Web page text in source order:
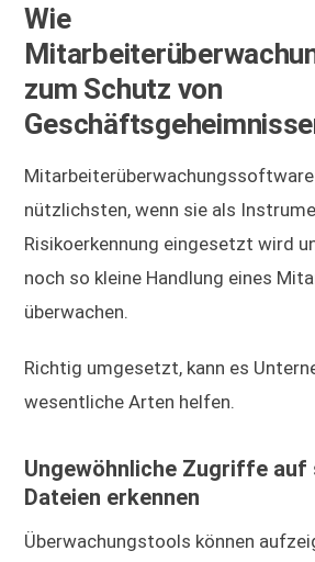
Wie
zum Schutz von
nützlichsten, wenn sie als
Risikoerkennung eingesetzt wird
noch so kleine Handlung eines
überwachen.
Richtig umgesetzt, kann es
wesentliche Arten helfen.
Ungewöhnliche Zugriffe auf
Dateien erkennen
Überwachungstools können